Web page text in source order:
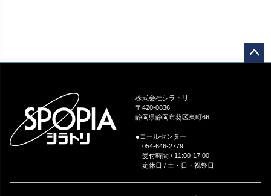
株式会社シラトリ
〒420-0836
静岡県静岡市葵区東町66
●コールセンター
054-646-2779
受付時間 / 11:00-17:00
定休日 / 土・日・祝祭日